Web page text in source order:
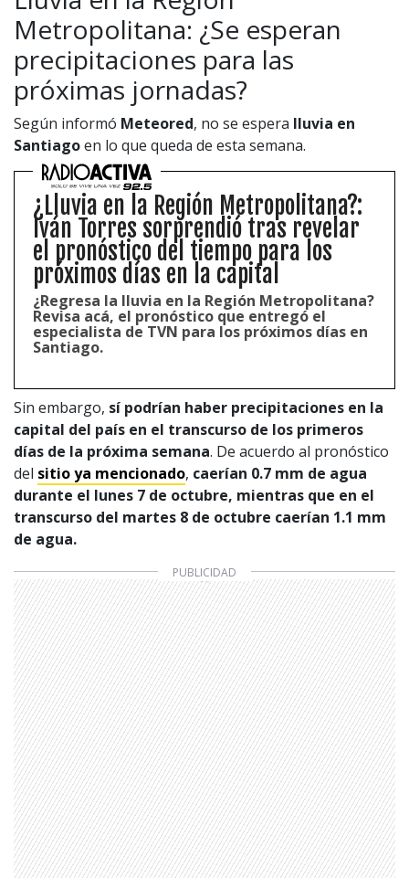
Metropolitana: ¿Se esperan
precipitaciones para las
próximas jornadas?
Según informó Meteored, no se espera lluvia en
Santiagoen lo que queda de esta semana.
¿Lluvia en la Región Metropolitana?:
Iván Torres sorprendió tras revelar
el pronóstico del tiempo para los
próximos días en la capital
¿Regresa la lluvia en la Región Metropolitana?
Revisa acá, el pronóstico que entregó el
especialista de TVN para los próximos días en
Santiago.
Sin embargo, sí podrían haber precipitaciones en la
capital del país en el transcurso de los primeros
días de la próxima semana. De acuerdo al pronóstico
del sitio ya mencionado, caerían 0.7 mm de agua
durante el lunes 7 de octubre, mientras que en el
transcurso del martes 8 de octubre caerían 1.1 mm
de agua.